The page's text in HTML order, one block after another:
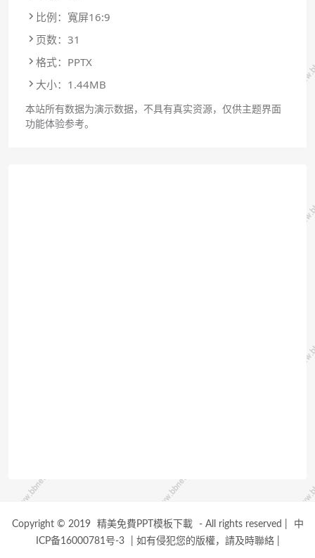
比例：寬屏16:9
页数：31
格式：PPTX
大小：1.44MB
本站所有数据为演示数据，不具有真实资源，仅供主题界面
功能体验参考。
Copyright © 2019 精美免費PPT模板下載 - All rights reserved
中
ICP备16000781号-3
如有侵犯您的版權，請及時聯絡|